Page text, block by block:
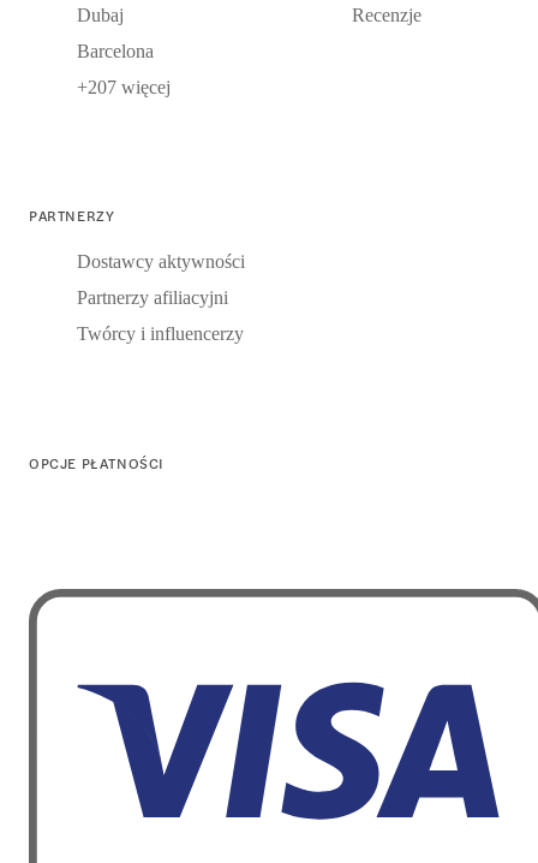
Dubaj
Barcelona
+207 więcej
Recenzje
PARTNERZY
Dostawcy aktywności
Partnerzy afiliacyjni
Twórcy i influencerzy
OPCJE PŁATNOŚCI